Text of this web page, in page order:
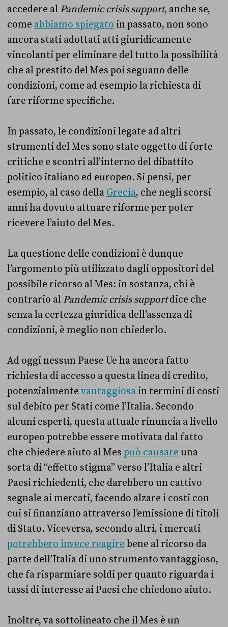
accedere al Pandemic crisis support, anche se,
come abbiamo spiegato in passato, non sono
ancora stati adottati atti giuridicamente
vincolanti per eliminare del tutto la possibilità
che al prestito del Mes poi seguano delle
condizioni, come ad esempio la richiesta di
fare riforme specifiche.
In passato, le condizioni legate ad altri
strumenti del Mes sono state oggetto di forte
critiche e scontri all’interno del dibattito
politico italiano ed europeo. Si pensi, per
esempio, al caso della Grecia, che negli scorsi
anni ha dovuto attuare riforme per poter
ricevere l’aiuto del Mes.
La questione delle condizioni è dunque
l’argomento più utilizzato dagli oppositori del
possibile ricorso al Mes: in sostanza, chi è
contrario al Pandemic crisis supportdice che
senza la certezza giuridica dell’assenza di
condizioni, è meglio non chiederlo.
Ad oggi nessun Paese Ue ha ancora fatto
richiesta di accesso a questa linea di credito,
potenzialmente vantaggiosa in termini di costi
sul debito per Stati come l’Italia. Secondo
alcuni esperti, questa attuale rinuncia a livello
europeo potrebbe essere motivata dal fatto
che chiedere aiuto al Mes può causare una
sorta di “effetto stigma” verso l’Italia e altri
Paesi richiedenti, che darebbero un cattivo
segnale ai mercati, facendo alzare i costi con
cui si finanziano attraverso l’emissione di titoli
di Stato. Viceversa, secondo altri, i mercati
potrebbero invece reagire bene al ricorso da
parte dell’Italia di uno strumento vantaggioso,
che fa risparmiare soldi per quanto riguarda i
tassi di interesse ai Paesi che chiedono aiuto.
Inoltre, va sottolineato che il Mes è un